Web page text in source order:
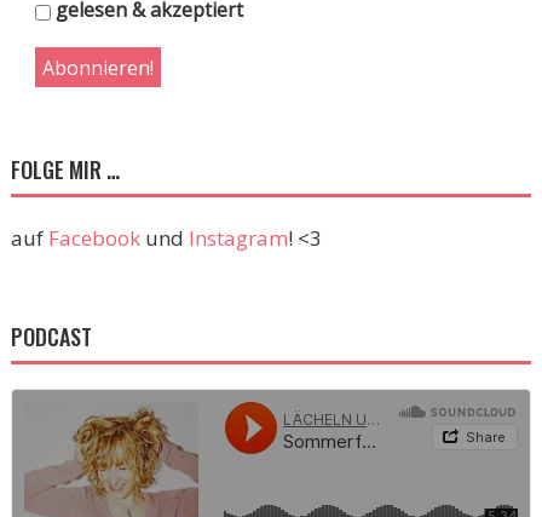
gelesen & akzeptiert
FOLGE MIR …
auf Facebookund Instagram! <3
PODCAST